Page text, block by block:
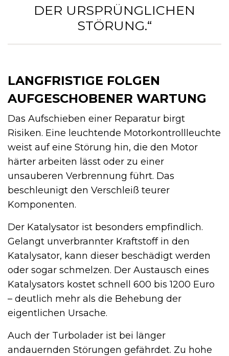
DER URSPRÜNGLICHEN
STÖRUNG.“
LANGFRISTIGE FOLGEN
AUFGESCHOBENER WARTUNG
Das Aufschieben einer Reparatur birgt
Risiken. Eine leuchtende Motorkontrollleuchte
weist auf eine Störung hin, die den Motor
härter arbeiten lässt oder zu einer
unsauberen Verbrennung führt. Das
beschleunigt den Verschleiß teurer
Komponenten.
Der Katalysator ist besonders empfindlich.
Gelangt unverbrannter Kraftstoff in den
Katalysator, kann dieser beschädigt werden
oder sogar schmelzen. Der Austausch eines
Katalysators kostet schnell 600 bis 1200 Euro
– deutlich mehr als die Behebung der
eigentlichen Ursache.
Auch der Turbolader ist bei länger
andauernden Störungen gefährdet. Zu hohe